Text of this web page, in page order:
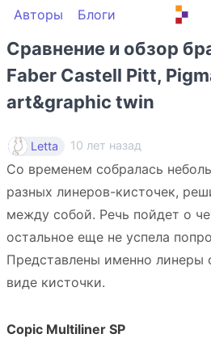
Авторы Блоги
Сравнение и обзор
Faber Castell Pitt,
art&graphic twin
Letta 10 лет назад
Со временем собралась
разных линеров-кисточек,
между собой. Речь пойдет о
остальное еще не успела
Представлены именно линеры
виде кисточки.
Copic Multiliner SP